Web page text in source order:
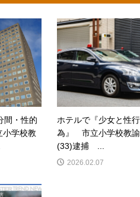
間・性的
学校教
ホテルで『少女と性行
為』 市立小学校教諭
(33)逮捕 ...
2026.02.07